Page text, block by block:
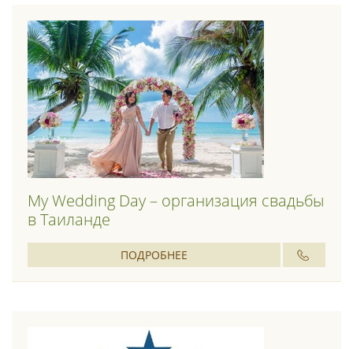
My Wedding Day – организация свадьбы
в Таиланде
ПОДРОБНЕЕ